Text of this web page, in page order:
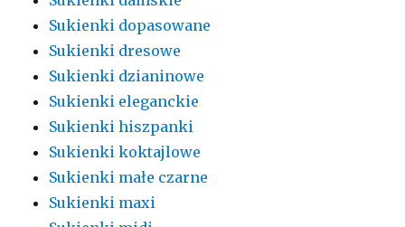
Sukienki dopasowane
Sukienki dresowe
Sukienki dzianinowe
Sukienki eleganckie
Sukienki hiszpanki
Sukienki koktajlowe
Sukienki małe czarne
Sukienki maxi